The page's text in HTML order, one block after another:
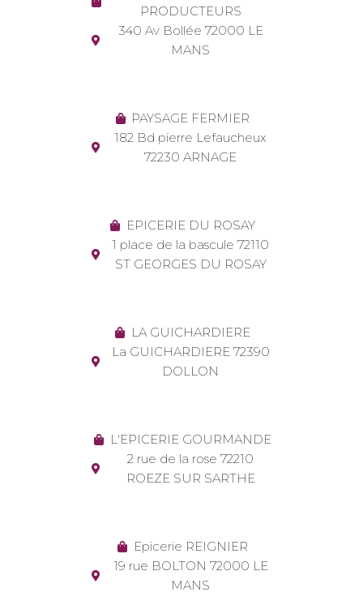
PRODUCTEURS
340 Av Bollée 72000 LE
MANS
PAYSAGE FERMIER
182 Bd pierre Lefaucheux
72230 ARNAGE
EPICERIE DU ROSAY
1 place de la bascule 72110
ST GEORGES DU ROSAY
LA GUICHARDIERE
La GUICHARDIERE 72390
DOLLON
L'EPICERIE GOURMANDE
2 rue de la rose 72210
ROEZE SUR SARTHE
Epicerie REIGNIER
19 rue BOLTON 72000 LE
MANS